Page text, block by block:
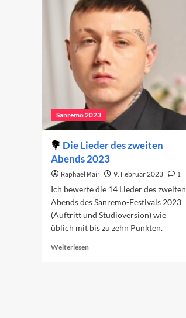
den
Charts
(Woche
1)
Sanremo 2023
Die Lieder des zweiten
Abends 2023
Raphael Mair 9. Februar 2023
1
Ich bewerte die 14 Lieder des zweiten
Abends des Sanremo-Festivals 2023
(Auftritt und Studioversion) wie
üblich mit bis zu zehn Punkten.
Weiterlesen